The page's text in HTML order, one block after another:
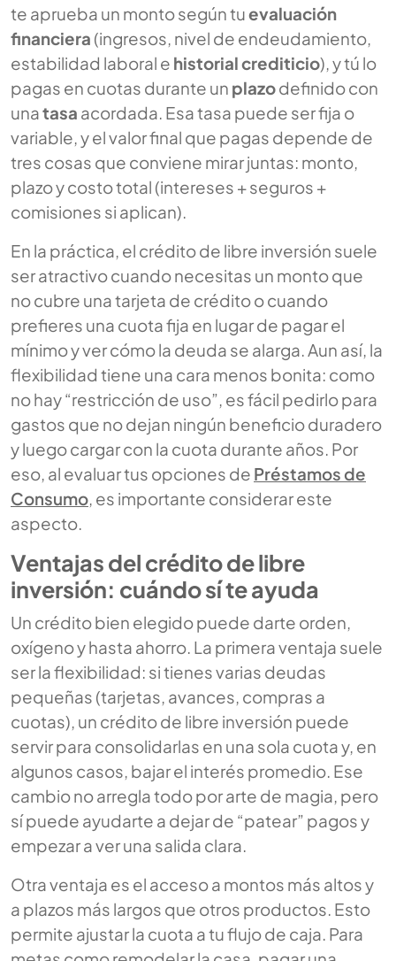
te aprueba un monto según tuevaluación
financiera (ingresos, nivel de endeudamiento,
estabilidad laboral e historial crediticio), y tú lo
pagas en cuotas durante un plazodefinido con
unatasa acordada. Esa tasa puede ser fija o
variable, y el valor final que pagas depende de
tres cosas que conviene mirar juntas: monto,
plazo y costo total (intereses + seguros +
comisiones si aplican).
En la práctica, el crédito de libre inversión suele
ser atractivo cuando necesitas un monto que
no cubre una tarjeta de crédito o cuando
prefieres una cuota fija en lugar de pagar el
mínimo y ver cómo la deuda se alarga. Aun así, la
flexibilidad tiene una cara menos bonita: como
no hay “restricción de uso”, es fácil pedirlo para
gastos que no dejan ningún beneficio duradero
y luego cargar con la cuota durante años. Por
eso, al evaluar tus opciones de Préstamos de
Consumo , es importante considerar este
aspecto.
Ventajas del crédito de libre
inversión: cuándo sí te ayuda
Un crédito bien elegido puede darte orden,
oxígeno y hasta ahorro. La primera ventaja suele
ser la flexibilidad: si tienes varias deudas
pequeñas (tarjetas, avances, compras a
cuotas), un crédito de libre inversión puede
servir para consolidarlas en una sola cuota y, en
algunos casos, bajar el interés promedio. Ese
cambio no arregla todo por arte de magia, pero
sí puede ayudarte a dejar de “patear” pagos y
empezar a ver una salida clara.
Otra ventaja es el acceso a montos más altos y
a plazos más largos que otros productos. Esto
permite ajustar la cuota a tu flujo de caja. Para